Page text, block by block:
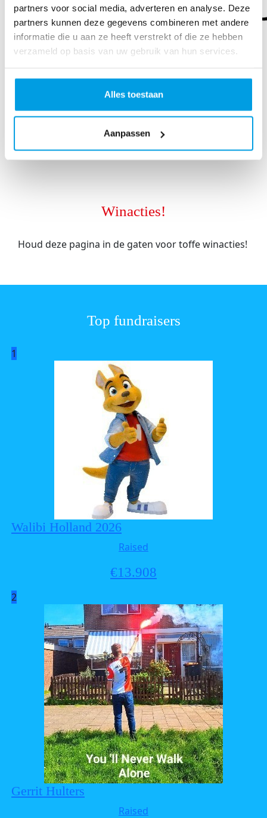
partners voor social media, adverteren en analyse. Deze
partners kunnen deze gegevens combineren met andere
informatie die u aan ze heeft verstrekt of die ze hebben
verzameld op basis van uw gebruik van hun services.
Alles toestaan
Aanpassen
Tot nu toe opgehaald €575
MEER INFORMATIE
Winacties!
Houd deze pagina in de gaten voor toffe winacties!
Top fundraisers
1
Walibi Holland 2026
Raised
€13.908
2
Gerrit Hulters
Raised